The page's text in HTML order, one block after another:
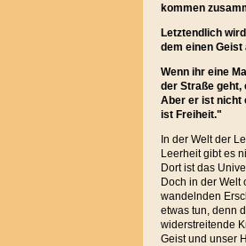
kommen
Letztendlich
dem einen Geist
Wenn ihr eine
der Straße geht,
Aber er ist nicht
ist Freiheit."
In der Welt der
Leerheit gibt es
Dort ist das
Doch in der Welt
wandelnden
etwas tun, denn
widerstreitende
Geist und unser